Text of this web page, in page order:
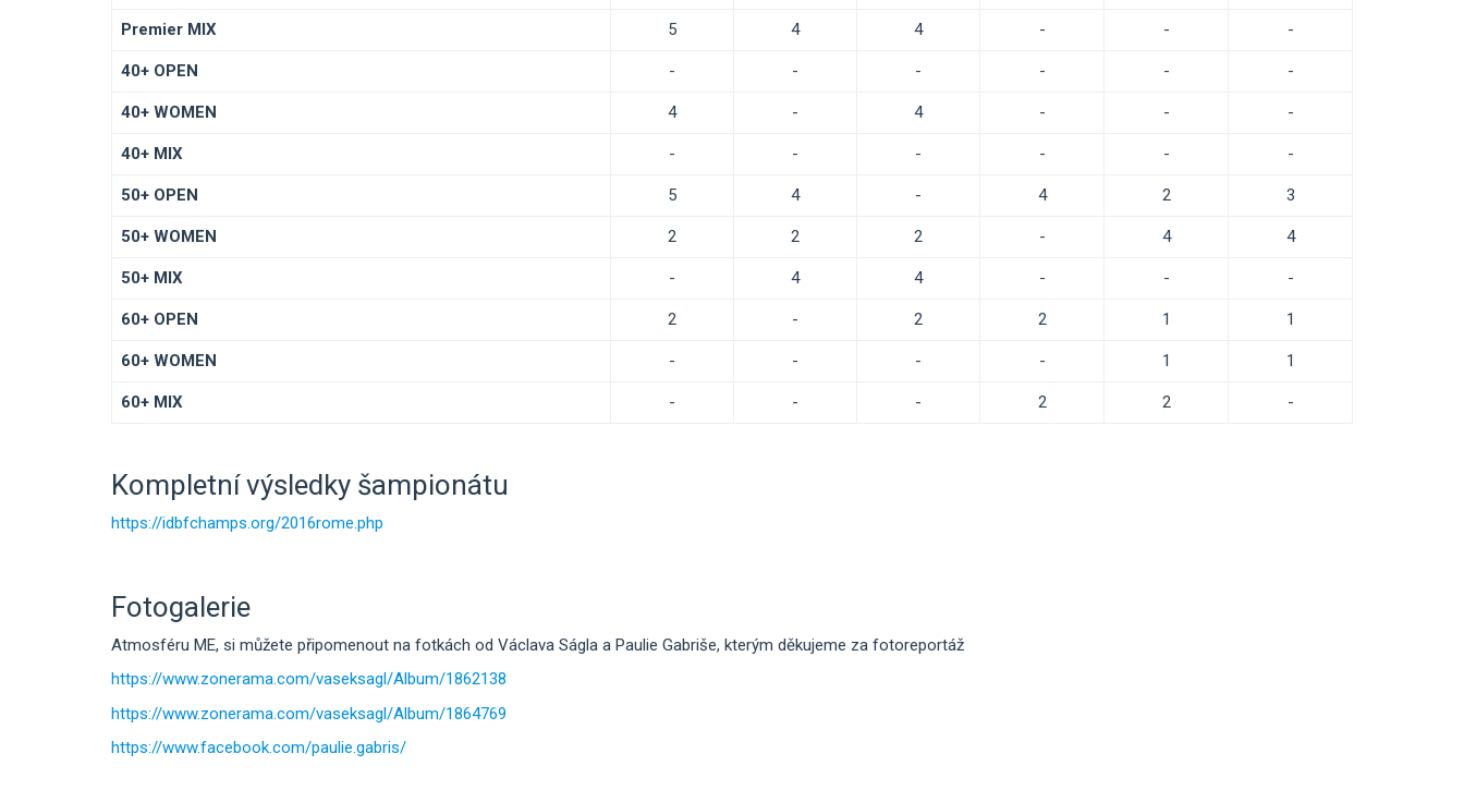
Premier MIX 5 4 4 - - -
40+ OPEN - - - - - -
40+ WOMEN 4 - 4 - - -
40+ MIX - - - - - -
50+ OPEN 5 4 - 4 2 3
50+ WOMEN 2 2 2 - 4 4
50+ MIX - 4 4 - - -
60+ OPEN 2 - 2 2 1 1
60+ WOMEN - - - - 1 1
60+ MIX - - - 2 2 -
Kompletní výsledky šampionátu
https://idbfchamps.org/2016rome.php
Fotogalerie
Atmosféru ME, si můžete připomenout na fotkách od Václava Ságla a Paulie Gabriše, kterým děkujeme za fotoreportáž
https://www.zonerama.com/vaseksagl/Album/1862138
https://www.zonerama.com/vaseksagl/Album/1864769
https://www.facebook.com/paulie.gabris/